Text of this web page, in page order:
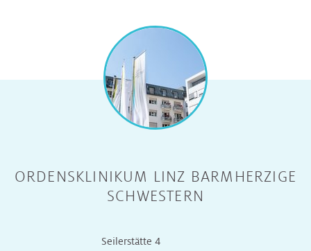
ORDENSKLINIKUM LINZ BARMHERZIGE
SCHWESTERN
Seilerstätte 4